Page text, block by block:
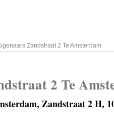
Zandstraat 2 Te Amsterdam
2 Te
Zandstraat 2 H,